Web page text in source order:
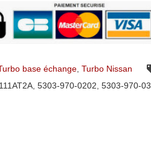
base échange, Turbo Nissan
, 5303-970-0202 5303-970-